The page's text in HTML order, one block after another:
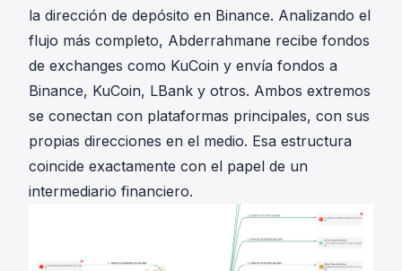
la dirección de depósito en Binance. Analizando el
flujo más completo, Abderrahmane recibe fondos
de exchanges como KuCoin y envía fondos a
Binance, KuCoin, LBank y otros. Ambos extremos
se conectan con plataformas principales, con sus
propias direcciones en el medio. Esa estructura
coincide exactamente con el papel de un
intermediario financiero.